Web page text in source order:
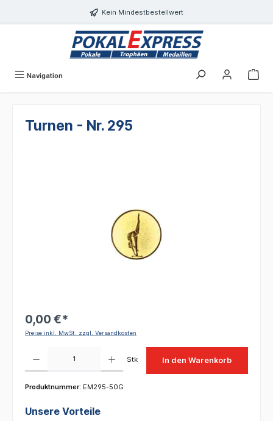
Kein Mindestbestellwert
Navigation
Turnen - Nr. 295
0,00 €*
Preise inkl. MwSt. zzgl. Versandkosten
Stk In den Warenkorb
Produktnummer: EM295-50G
Unsere Vorteile